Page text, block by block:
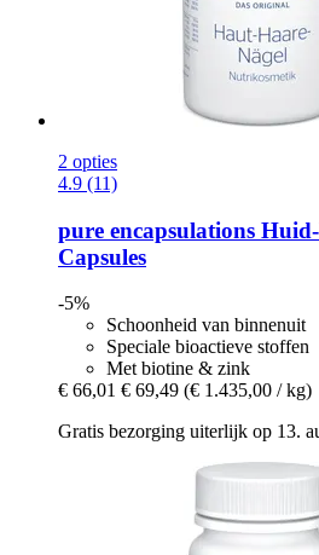
2 opties
4.9 (11)
pure encapsulations
Capsules
-5%
Schoonheid van binnenuit
Speciale bioactieve stoffen
Met biotine & zink
€ 66,01 € 69,49 (€ 1.435,00 / kg)
Gratis bezorging uiterlijk op 13.